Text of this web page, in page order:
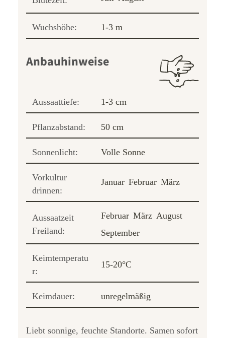
Wuchshöhe: 1-3 m
Anbauhinweise
Aussaattiefe: 1-3 cm
Pflanzabstand: 50 cm
Sonnenlicht: Volle Sonne
Vorkultur
drinnen:
Januar Februar März
Aussaatzeit
Freiland:
Februar März August
September
Keimtemperatu
r:
15-20°C
Keimdauer: unregelmäßig
Liebt sonnige, feuchte Standorte. Samen sofort